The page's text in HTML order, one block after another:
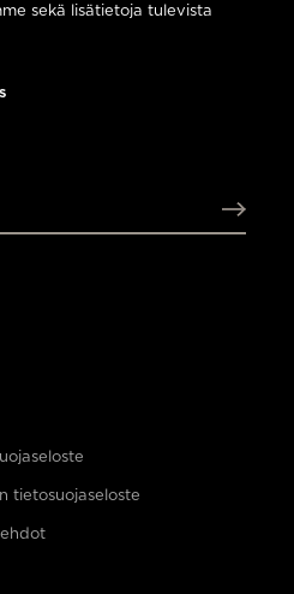
sekä lisätietoja tulevista
tietosuojaseloste